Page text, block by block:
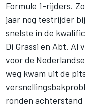
Formule 1-rijders.
jaar nog testrijder
snelste in de
Di Grassi en Abt. Al
voor de
weg kwam uit de
ronden achterstand